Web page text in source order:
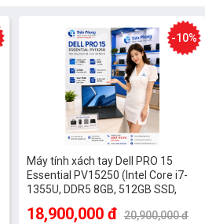
nằm chính giữa mang đến sự cân
thao tác dễ dàng và chính xác hơn khi
Máy tính xách tay Dell PRO 15
Essential PV15250 (Intel Core i7-
1355U, DDR5 8GB, 512GB SSD,
18,900,000 đ 20,900,000 đ
-10%